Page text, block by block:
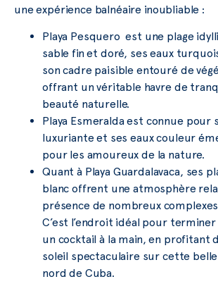
une expérience balnéaire inoubliable :
Playa Pesquero est une plage
sable fin et doré, ses eaux
son cadre paisible entouré de
offrant un véritable havre de
beauté naturelle.
Playa Esmeralda est connue pour
luxuriante et ses eaux couleur
pour les amoureux de la nature.
Quant à Playa Guardalavaca, ses
blanc offrent une atmosphère
présence de nombreux
C’est l’endroit idéal pour terminer
un cocktail à la main, en profitant
soleil spectaculaire sur cette
nord de Cuba.